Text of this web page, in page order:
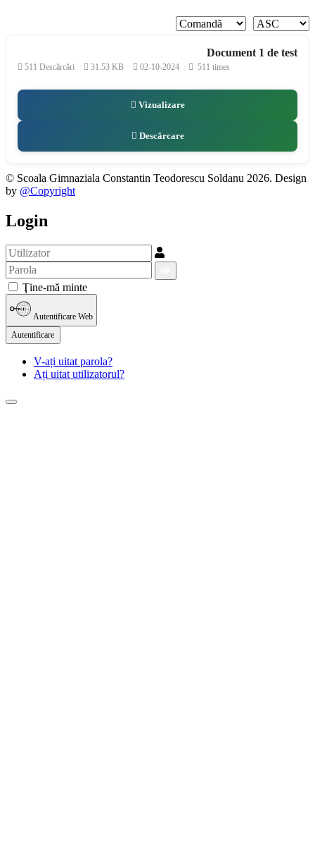
Document 1 de test
511 Descărcări 31.53 KB 02-10-2024 511 times
Vizualizare
Descărcare
© Scoala Gimnaziala Constantin Teodorescu Soldanu 2026. Design
by @Copyright
Login
Ţine-mă minte
Autentificare Web
Autentificare
V-ați uitat parola?
Ați uitat utilizatorul?